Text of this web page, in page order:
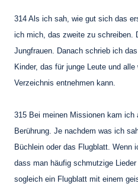
314 Als ich sah, wie gut sich das
ich mich, das zweite zu schreiben.
Jungfrauen. Danach schrieb ich
Kinder, das für junge Leute und
Verzeichnis entnehmen kann.
315 Bei meinen Missionen kam ich
Berührung. Je nachdem was ich
Büchlein oder das Flugblatt. Wenn
dass man häufig schmutzige
sogleich ein Flugblatt mit einem